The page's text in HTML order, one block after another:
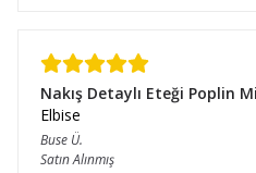
Nakış Detaylı Eteği Poplin
Elbise
Buse Ü.
Satın Alınmış